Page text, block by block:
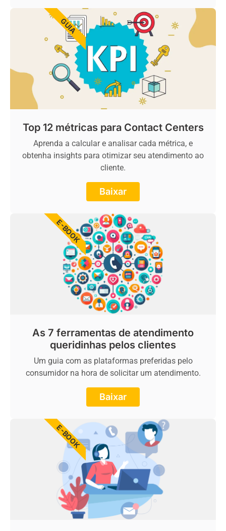
Top 12 métricas para Contact Centers
Aprenda a calcular e analisar cada métrica, e
obtenha insights para otimizar seu atendimento ao
cliente.
Baixar
GUIA
As 7 ferramentas de atendimento
queridinhas pelos clientes
Um guia com as plataformas preferidas pelo
consumidor na hora de solicitar um atendimento.
Baixar
E-BOOK
E-BOOK